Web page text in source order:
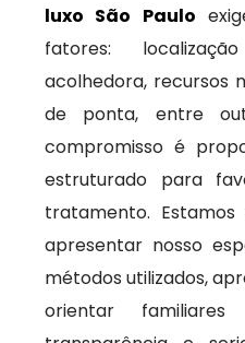
luxo São Paulo
fatores:
acolhedora, recursos
de ponta, entre
compromisso é
estruturado para
tratamento.
apresentar nosso
métodos utilizados,
orientar